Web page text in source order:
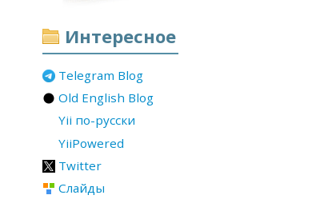
Интересное
Telegram Blog
Old English Blog
Yii по-русски
YiiPowered
Twitter
Слайды